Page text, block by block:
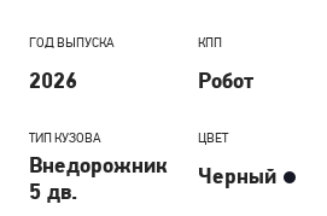
ГОД ВЫПУСКА
2026
КПП
Робот
ТИП КУЗОВА
Внедорожник
5 дв.
ЦВЕТ
Черный